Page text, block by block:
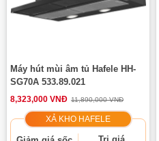
Máy hút mùi âm tủ Hafele HH-
SG70A 533.89.021
8,323,000 VNĐ 11,890,000 VNĐ
XẢ KHO HAFELE